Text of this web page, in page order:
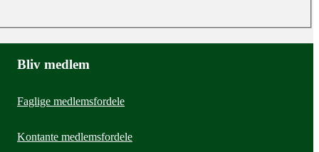
Bliv medlem
Faglige medlemsfordele
Kontante medlemsfordele